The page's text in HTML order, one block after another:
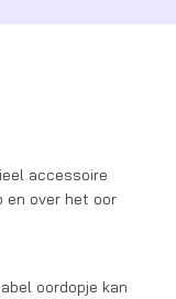
accessoire
en over het oor
oordopje kan